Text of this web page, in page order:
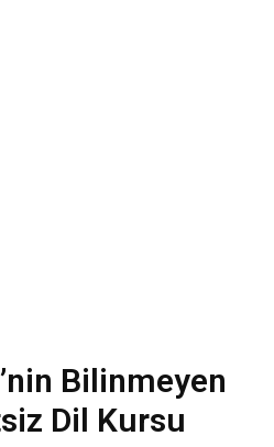
Bilinmeyen
Dil Kursu